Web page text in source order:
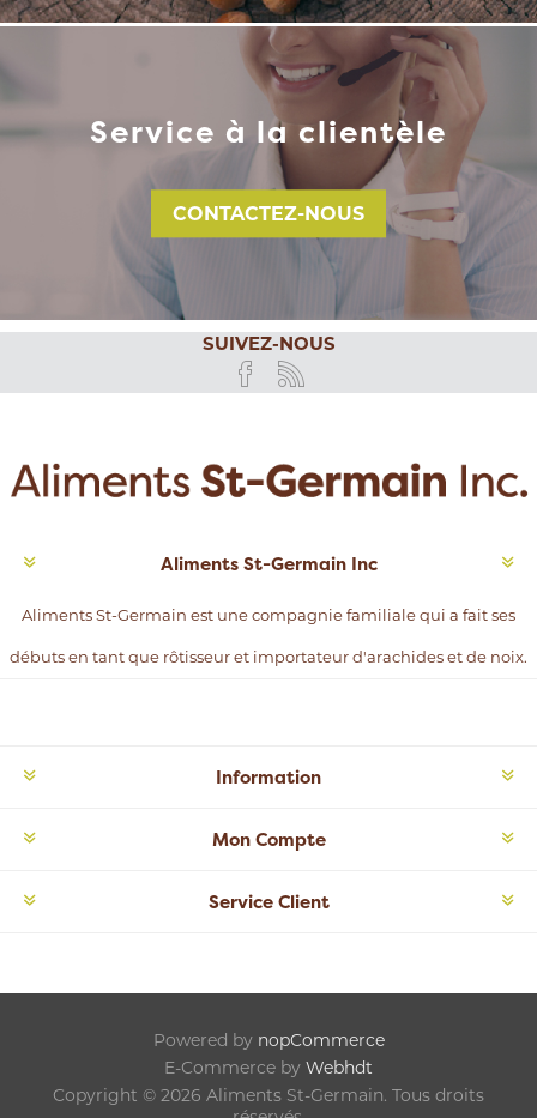
Service à la clientèle
CONTACTEZ-NOUS
SUIVEZ-NOUS
Aliments St-Germain Inc
Aliments St-Germain est une compagnie familiale qui a fait ses
débuts en tant que rôtisseur et importateur d'arachides et de noix.
Information
Mon Compte
Service Client
Powered by nopCommerce
E-Commerce by Webhdt
Copyright © 2026 Aliments St-Germain. Tous droits